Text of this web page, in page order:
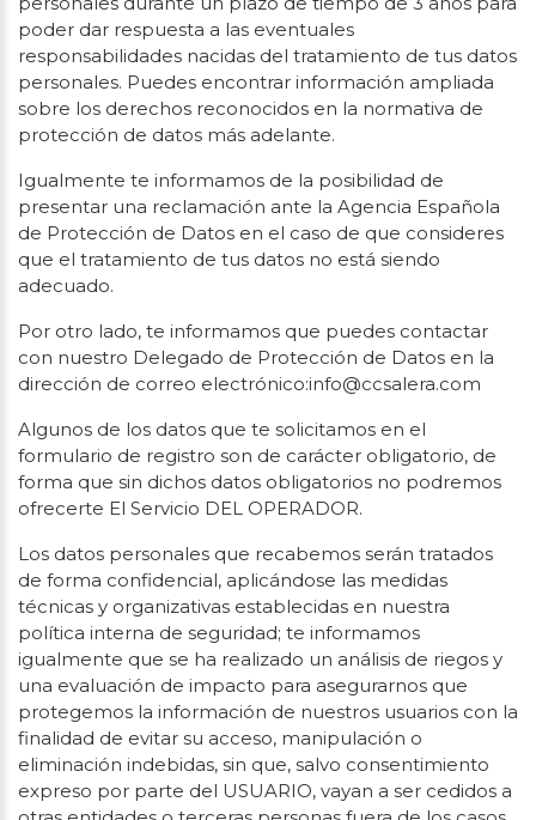
poder dar respuesta a las eventuales
responsabilidades nacidas del tratamiento de tus datos
personales. Puedes encontrar información ampliada
sobre los derechos reconocidos en la normativa de
protección de datos más adelante.
Igualmente te informamos de la posibilidad de
presentar una reclamación ante la Agencia Española
de Protección de Datos en el caso de que consideres
que el tratamiento de tus datos no está siendo
adecuado.
Por otro lado, te informamos que puedes contactar
con nuestro Delegado de Protección de Datos en la
dirección de correo electrónico:info@ccsalera.com
Algunos de los datos que te solicitamos en el
formulario de registro son de carácter obligatorio, de
forma que sin dichos datos obligatorios no podremos
ofrecerte El Servicio DEL OPERADOR.
Los datos personales que recabemos serán tratados
de forma confidencial, aplicándose las medidas
técnicas y organizativas establecidas en nuestra
política interna de seguridad; te informamos
igualmente que se ha realizado un análisis de riegos y
una evaluación de impacto para asegurarnos que
protegemos la información de nuestros usuarios con la
finalidad de evitar su acceso, manipulación o
eliminación indebidas, sin que, salvo consentimiento
expreso por parte del USUARIO, vayan a ser cedidos a